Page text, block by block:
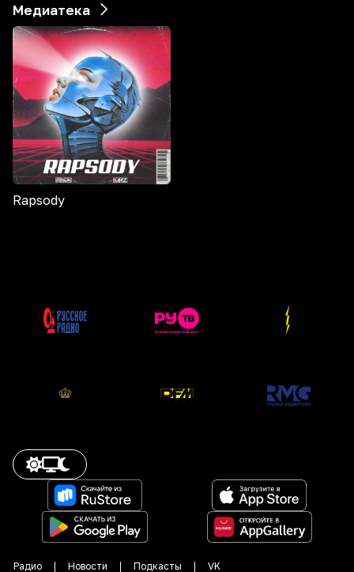
Медиатека
Rapsody
Радио Новости Подкасты VK